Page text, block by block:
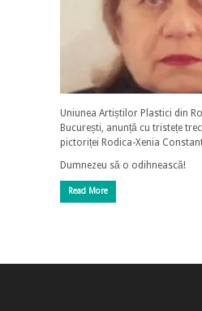
Uniunea Artiștilor Plastici din
București, anunță cu tristețe
pictoriței Rodica-Xenia
Dumnezeu să o odihnească!
Read More